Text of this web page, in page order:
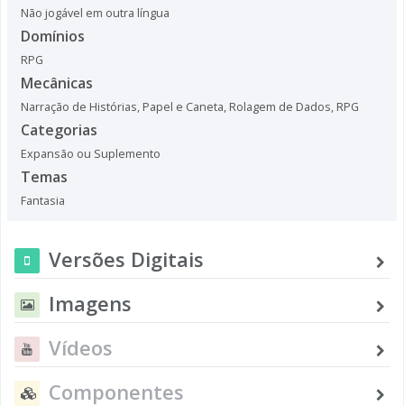
Não jogável em outra língua
Domínios
RPG
Mecânicas
Narração de Histórias, Papel e Caneta, Rolagem de Dados, RPG
Categorias
Expansão ou Suplemento
Temas
Fantasia
Versões Digitais
Imagens
Vídeos
Componentes